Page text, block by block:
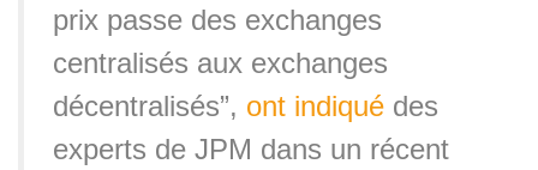
prix passe des exchanges
centralisés aux exchanges
décentralisés”, ont indiqué des
experts de JPM dans un récent